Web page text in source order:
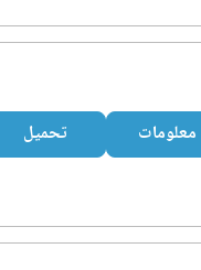
معلومات تحميل